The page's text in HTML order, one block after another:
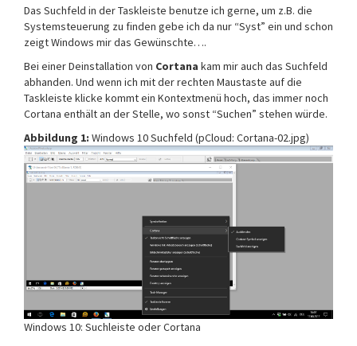
Das Suchfeld in der Taskleiste benutze ich gerne, um z.B. die
Systemsteuerung zu finden gebe ich da nur “Syst” ein und schon
zeigt Windows mir das Gewünschte….
Bei einer Deinstallation von Cortana kam mir auch das Suchfeld
abhanden. Und wenn ich mit der rechten Maustaste auf die
Taskleiste klicke kommt ein Kontextmenü hoch, das immer noch
Cortana enthält an der Stelle, wo sonst “Suchen” stehen würde.
Abbildung 1: Windows 10 Suchfeld (pCloud: Cortana-02.jpg)
Windows 10: Suchleiste oder Cortana